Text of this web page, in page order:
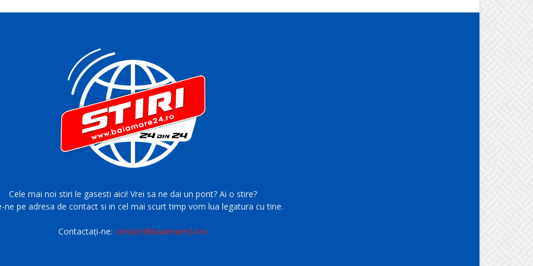
Cele mai noi stiri le gasesti aici! Vrei sa ne dai un pont? Ai o stire?
ne pe adresa de contact si in cel mai scurt timp vom lua legatura cu tine.
Contactați-ne:contact@baiamare24.ro